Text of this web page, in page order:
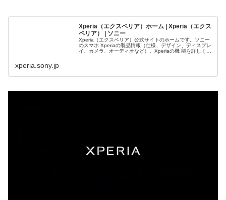
Xperia（エクスペリア）ホーム | Xperia（エクス
ペリア） | ソニー
Xperia（エクスペリア）公式サイトのホームです。ソニー
のスマホ Xperiaの製品情報（仕様、デザイン、ディスプレ
イ、カメラ、オーディオなど）。Xperiaの機 能を詳しく解
xperia.sony.jp